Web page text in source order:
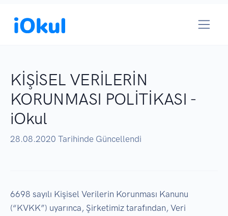
KİŞİSEL VERİLERİN
KORUNMASI POLİTİKASI -
iOkul
28.08.2020 Tarihinde Güncellendi
6698 sayılı Kişisel Verilerin Korunması Kanunu
(“KVKK”) uyarınca, Şirketimiz tarafından, Veri